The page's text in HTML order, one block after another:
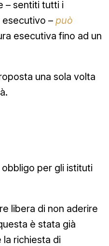
– sentiti tutti i
– può
esecutiva fino ad un
una sola volta
per gli istituti
libera di non aderire
è stata già
richiesta di